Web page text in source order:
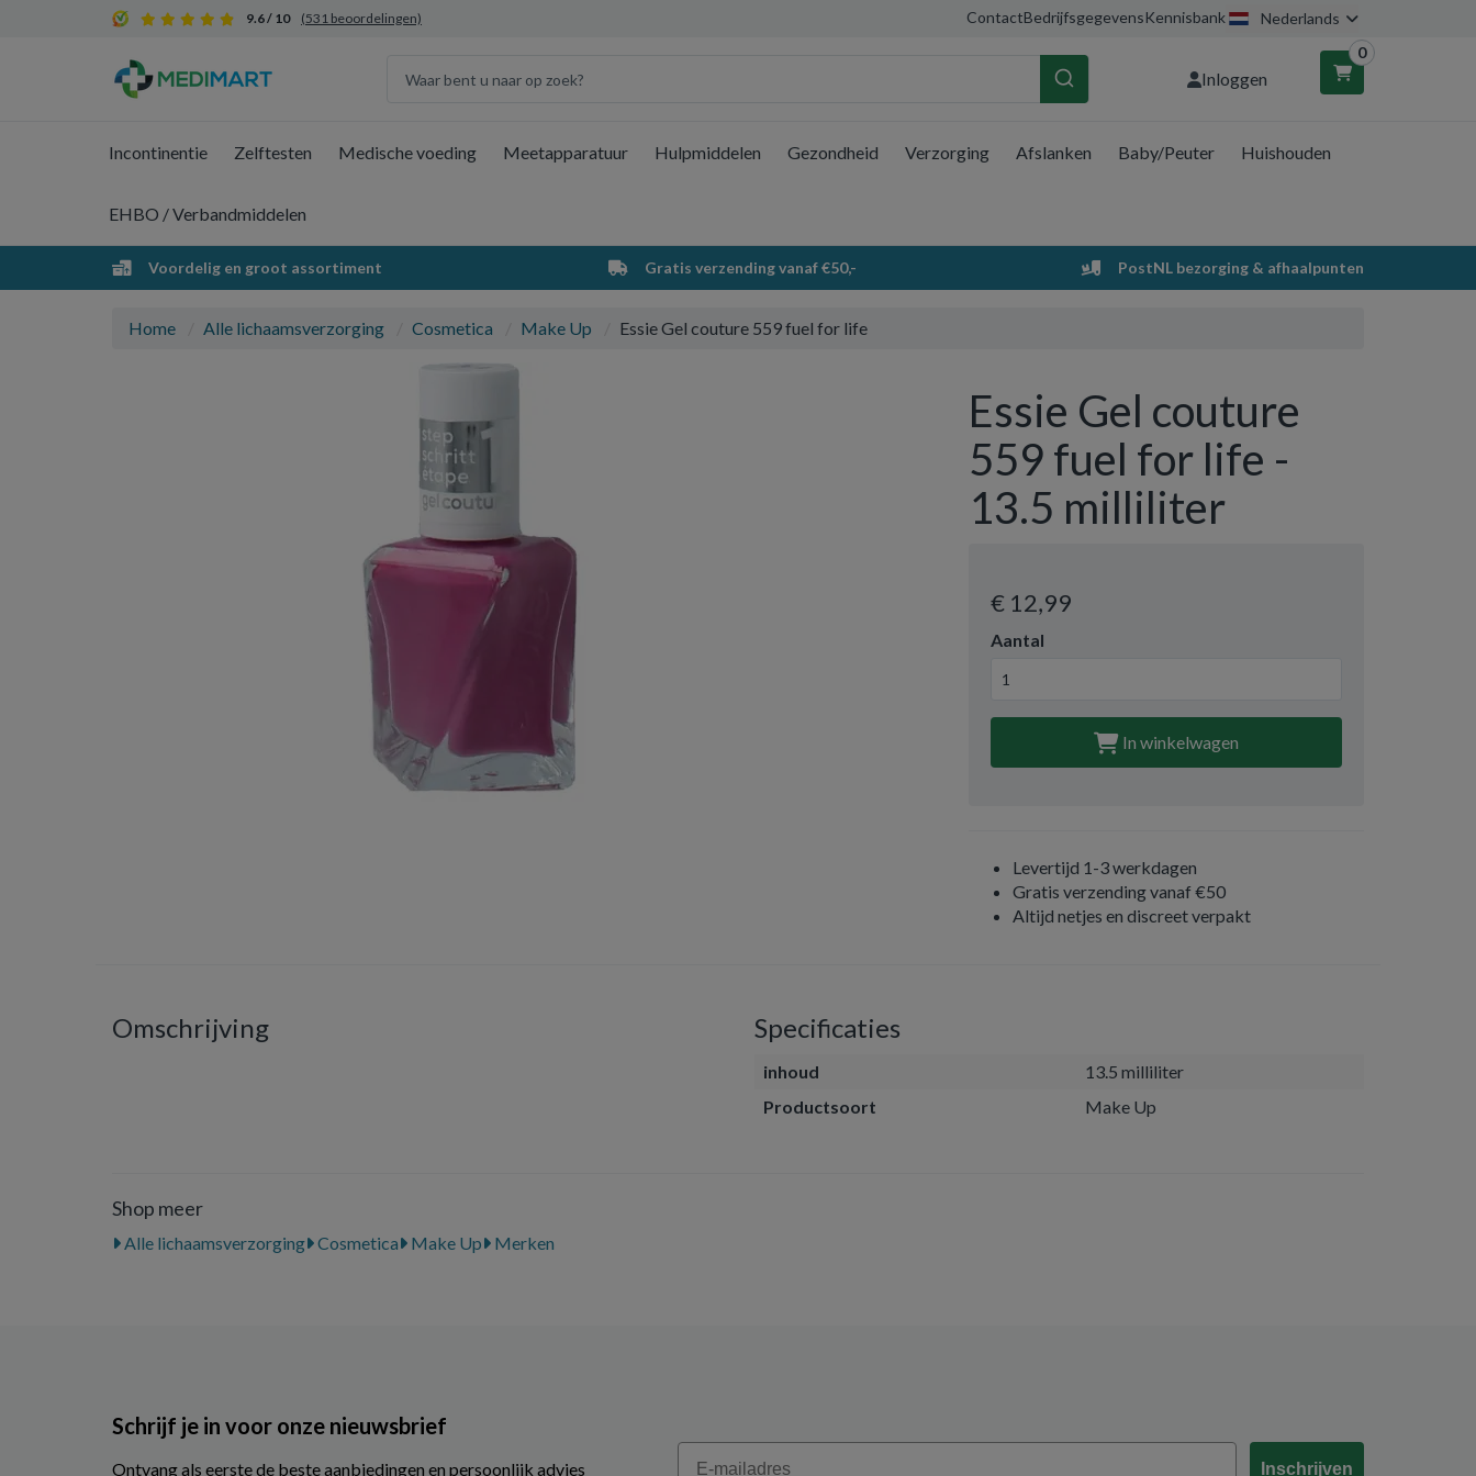
9.6 / 10 (531 beoordelingen) ContactBedrijfsgegevensKennisbank Nederlands
Inloggen
0
Winkelwagen
Uw winkelwagen is leeg.
Vul hem met producten.
Incontinentie Zelftesten Medische voeding Meetapparatuur Hulpmiddelen Gezondheid Verzorging Afslanken Baby/Peuter Huishouden
EHBO / Verbandmiddelen
Voordelig en groot assortiment Gratis verzending vanaf €50,- PostNL bezorging & afhaalpunten
Home Alle lichaamsverzorging Cosmetica Make Up Essie Gel couture 559 fuel for life
Essie Gel couture
559 fuel for life -
13.5 milliliter
€ 12,99
Aantal
In winkelwagen
Levertijd 1-3 werkdagen
Gratis verzending vanaf €50
Altijd netjes en discreet verpakt
Omschrijving Specificaties
inhoud
13.5 milliliter
Productsoort
Make Up
Shop meer
Alle lichaamsverzorging Cosmetica Make Up Merken
Schrijf je in voor onze nieuwsbrief
Ontvang als eerste de beste aanbiedingen en persoonlijk advies
Email
Inschrijven